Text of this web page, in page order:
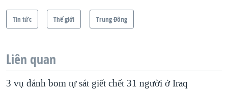
Tin tức Thế giới Trung Ðông
Liên quan
3 vụ đánh bom tự sát giết chết 31 người ở Iraq